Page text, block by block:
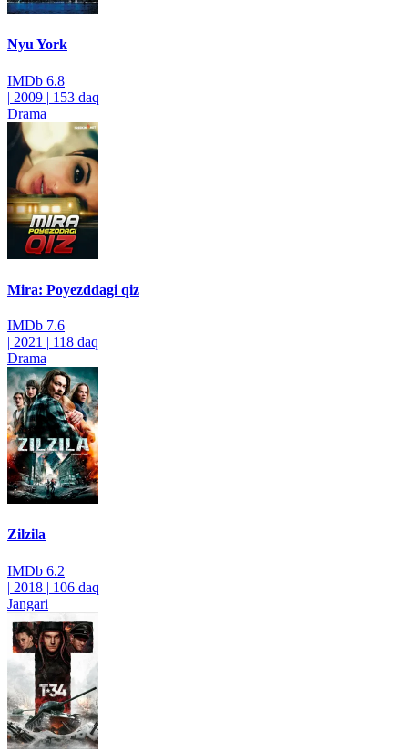
Nyu York
IMDb 6.8
| 2009 | 153 daq
Drama
Mira: Poyezddagi qiz
IMDb 7.6
| 2021 | 118 daq
Drama
Zilzila
IMDb 6.2
| 2018 | 106 daq
Jangari